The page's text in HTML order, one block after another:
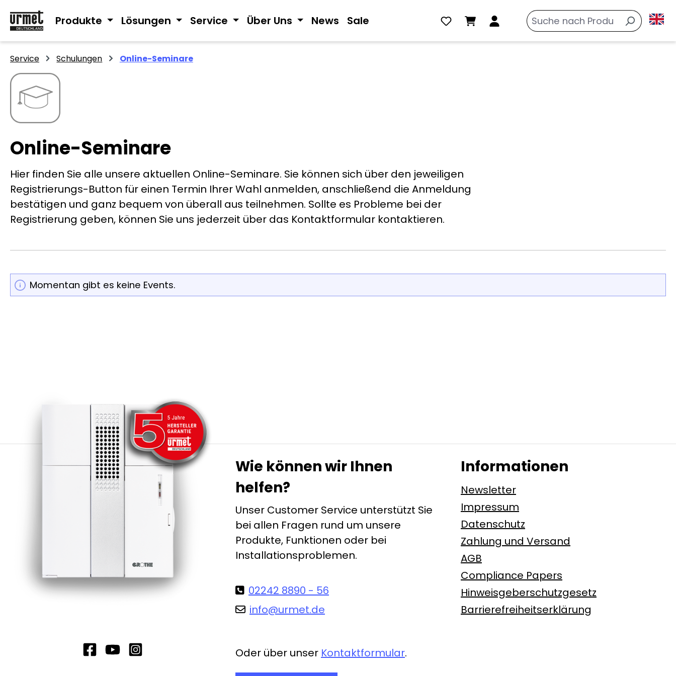
Hauptinhalt springen
Zur Suche springen
Zur Hauptnavigation springen
Produkte Lösungen Service Über Uns News Sale
Service Schulungen Online-Seminare
Online-Seminare
Hier finden Sie alle unsere aktuellen Online-Seminare. Sie können sich über den jeweiligen
Registrierungs-Button für einen Termin Ihrer Wahl anmelden, anschließend die Anmeldung
bestätigen und ganz bequem von überall aus teilnehmen. Sollte es Probleme bei der
Registrierung geben, können Sie uns jederzeit über das Kontaktformular kontaktieren.
Momentan gibt es keine Events.
Wie können wir Ihnen
helfen?
Unser Customer Service unterstützt Sie
bei allen Fragen rund um unsere
Produkte, Funktionen oder bei
Installationsproblemen.
02242 8890 - 56
info@urmet.de
Oder über unser Kontaktformular.
Informationen
Newsletter
Impressum
Datenschutz
Zahlung und Versand
AGB
Compliance Papers
Hinweisgeberschutzgesetz
Barrierefreiheitserklärung